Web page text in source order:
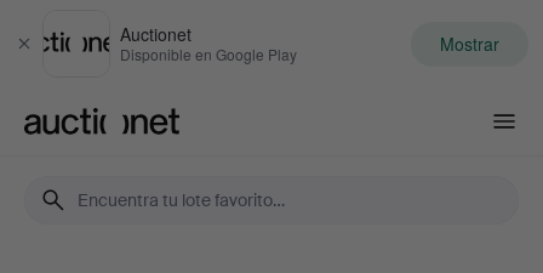
Cerrar
Auctionet
Disponible en Google Play Mostrar